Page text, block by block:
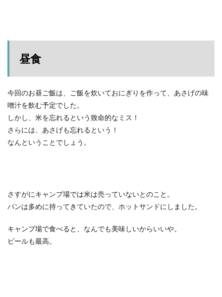
昼食
今回のお昼ご飯は、ご飯を炊いておにぎりを作って、あさげの味
噌汁を飲む予定でした。
しかし、米を忘れるという致命的なミス！
さらには、あさげも忘れるという！
なんということでしょう。
さすがにキャンプ場では米は売っていないとのこと。
パンは多めに持ってきていたので、ホットサンドにしました。
キャンプ場で食べると、なんでも美味しいからいいや。
ビールも最高。